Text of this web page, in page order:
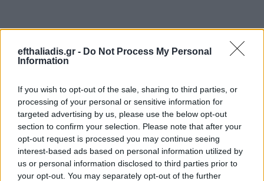
efthaliadis.gr - Do Not Process My Personal
Information
If you wish to opt-out of the sale, sharing to third parties, or
processing of your personal or sensitive information for
targeted advertising by us, please use the below opt-out
section to confirm your selection. Please note that after your
opt-out request is processed you may continue seeing
interest-based ads based on personal information utilized by
us or personal information disclosed to third parties prior to
your opt-out. You may separately opt-out of the further
Επιλογές Που Ταιριάζουν
Ανακαλύψτε τα κοσμήματα που αγαπήθηκαν περισσότερο!
Εδώ θα βρείτε τις κορυφαίες επιλογές που ξεχωρίζουν για
το μοναδικό τους στυλ και την εξαιρετική τους ποιότητα.
ΑΝΟΞΕΊΔΩΤΟ ΑΤΣΆΛΙ -10%